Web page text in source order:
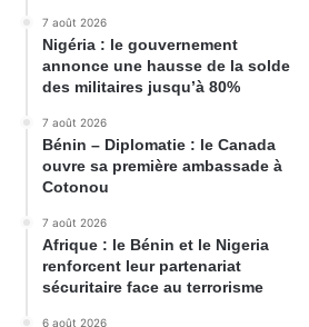
7 août 2026
Nigéria : le gouvernement
annonce une hausse de la solde
des militaires jusqu’à 80%
7 août 2026
Bénin – Diplomatie : le Canada
ouvre sa première ambassade à
Cotonou
7 août 2026
Afrique : le Bénin et le Nigeria
renforcent leur partenariat
sécuritaire face au terrorisme
6 août 2026